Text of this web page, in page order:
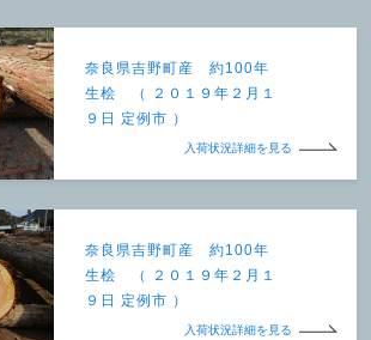
奈良県吉野町産 約100年
生桧 （ ２０１９年２月１
９日 定例市 ）
入荷状況詳細を見る
奈良県吉野町産 約100年
生桧 （ ２０１９年２月１
９日 定例市 ）
入荷状況詳細を見る